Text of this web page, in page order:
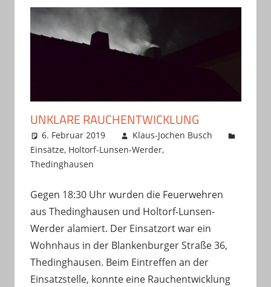
UNKLARE RAUCHENTWICKLUNG
6. Februar 2019
Klaus-Jochen Busch
Einsätze, Holtorf-Lunsen-Werder,
Thedinghausen
Gegen 18:30 Uhr wurden die Feuerwehren
aus Thedinghausen und Holtorf-Lunsen-
Werder alamiert. Der Einsatzort war ein
Wohnhaus in der Blankenburger Straße 36,
Thedinghausen. Beim Eintreffen an der
Einsatzstelle, konnte eine Rauchentwicklung